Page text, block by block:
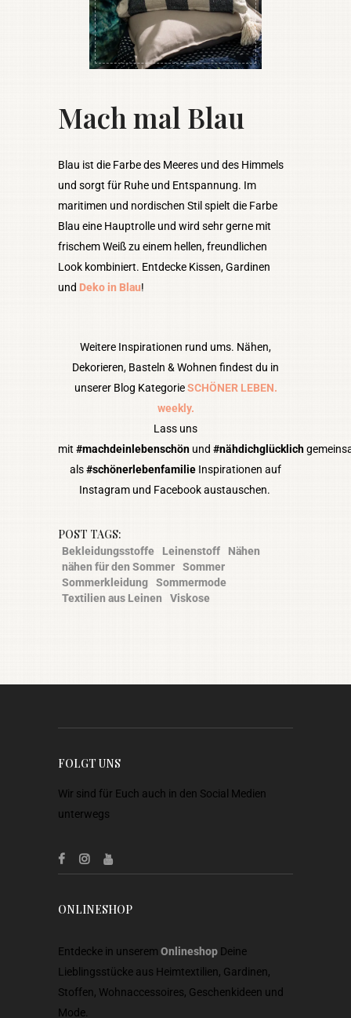
Mach mal Blau
Blau ist die Farbe des Meeres und des Himmels
und sorgt für Ruhe und Entspannung. Im
maritimen und nordischen Stil spielt die Farbe
Blau eine Hauptrolle und wird sehr gerne mit
frischem Weiß zu einem hellen, freundlichen
Look kombiniert. Entdecke Kissen, Gardinen
und Deko in Blau!
Weitere Inspirationen rund ums. Nähen,
Dekorieren, Basteln & Wohnen findest du in
unserer Blog KategorieSCHÖNER LEBEN.
weekly.
Lass uns
mit #machdeinlebenschön und #nähdichglücklich
als#schönerlebenfamilie Inspirationen auf
Instagram und Facebook austauschen.
POST TAGS:
Bekleidungsstoffe Leinenstoff
Nähen
nähen für den Sommer
Sommer
Sommerkleidung
Sommermode
Textilien aus Leinen
Viskose
FOLGT UNS
Wir sind für Euch auch in den Social Medien
unterwegs
ONLINESHOP
Entdecke in unserem Onlineshop Deine
Lieblingsstücke aus Heimtextilien, Gardinen,
Stoffen, Wohnaccessoires, Geschenkideen und
Mode.